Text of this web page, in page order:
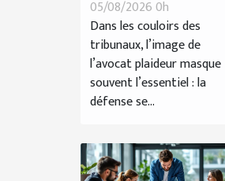
préparation d’une
défense devant le
tribunal
05/08/2026 0h
Dans les couloirs des
tribunaux, l’image de
l’avocat plaideur masque
souvent l’essentiel : la
défense se...